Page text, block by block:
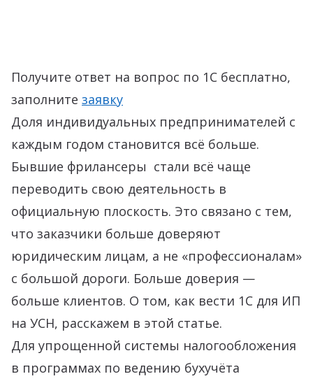
Получите ответ на вопрос по 1С бесплатно,
заполните заявку
Доля индивидуальных предпринимателей с
каждым годом становится всё больше.
Бывшие фрилансеры стали всё чаще
переводить свою деятельность в
официальную плоскость. Это связано с тем,
что заказчики больше доверяют
юридическим лицам, а не «профессионалам»
с большой дороги. Больше доверия —
больше клиентов. О том, как вести 1С для ИП
на УСН, расскажем в этой статье.
Для упрощенной системы налогообложения
в программах по ведению бухучёта